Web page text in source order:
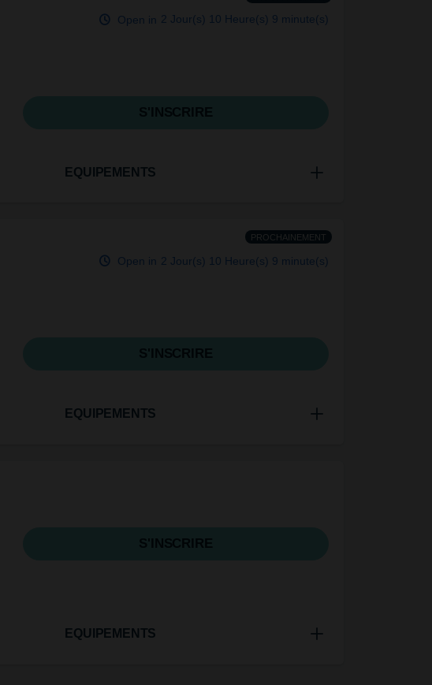
Open in 2 Jour(s) 10 Heure(s) 9 minute(s)
EQUIPEMENTS
PROCHAINEMENT
Open in 2 Jour(s) 10 Heure(s) 9 minute(s)
EQUIPEMENTS
EQUIPEMENTS